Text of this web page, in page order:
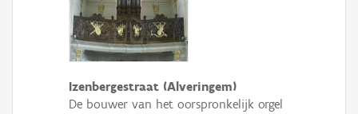
Izenbergestraat (Alveringem)
De bouwer van het oorspronkelijk orgel